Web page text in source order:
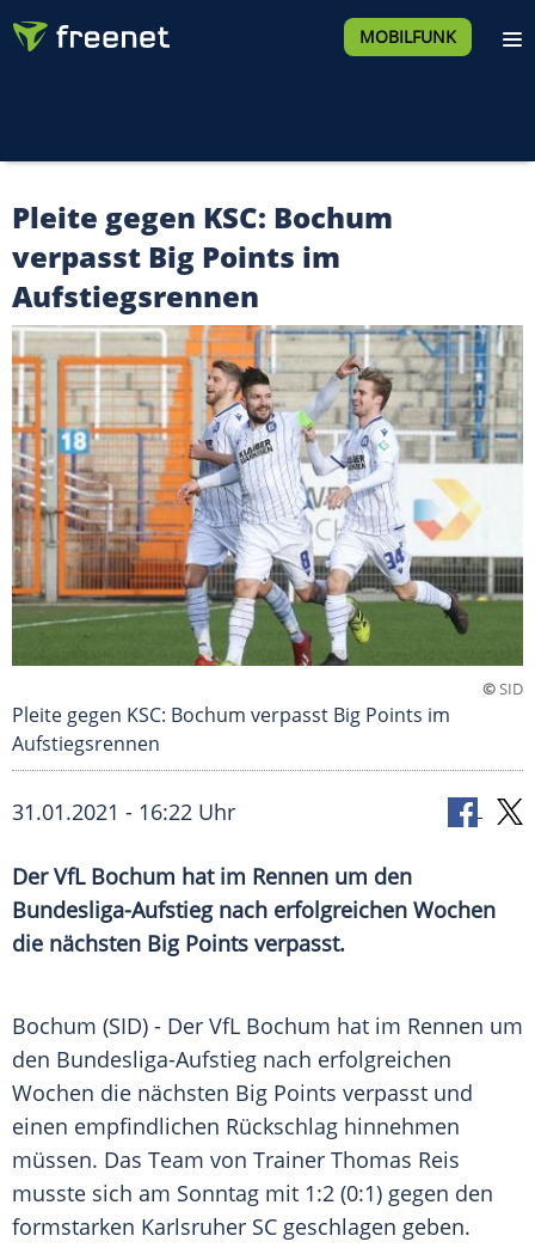
MOBILFUNK
Pleite gegen KSC: Bochum
verpasst Big Points im
Aufstiegsrennen
©SID
Pleite gegen KSC: Bochum verpasst Big Points im
Aufstiegsrennen
31.01.2021 - 16:22 Uhr
DerVfL Bochum hat im Rennen um den
Bundesliga-Aufstieg nach erfolgreichen Wochen
die nächsten Big Points verpasst.
Bochum (SID) - Der VfL Bochum hat im Rennen um
den Bundesliga-Aufstieg nach erfolgreichen
Wochen die nächsten Big Points verpasst und
einen empfindlichen Rückschlag hinnehmen
müssen. Das Team von Trainer Thomas Reis
musste sich am Sonntag mit 1:2 (0:1) gegen den
formstarken Karlsruher SC geschlagen geben.